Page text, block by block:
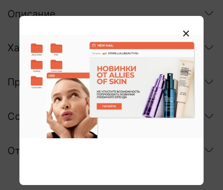
Описание
Характеристики
Применение
Состав
Отзывы